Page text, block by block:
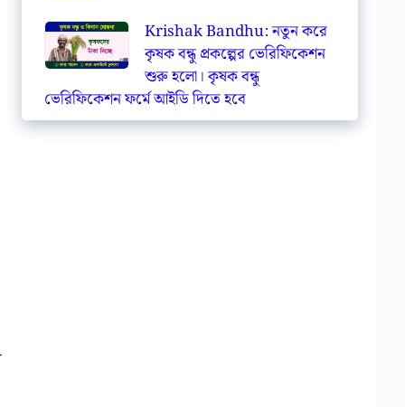
Krishak Bandhu: নতুন করে
কৃষক বন্ধু প্রকল্পের ভেরিফিকেশন
শুরু হলো। কৃষক বন্ধু
ভেরিফিকেশন ফর্মে আইডি দিতে হবে